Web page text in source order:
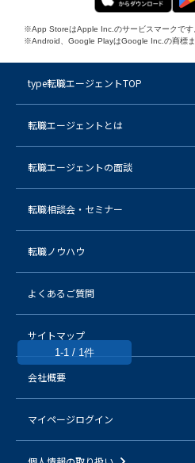
1-1 / 1件
※App StoreはApple Inc.のサービスマークです
※Android、Google PlayはGoogle Inc.の商標ま
type転職エージェントTOP
転職エージェントとは
転職エージェントの面談
転職相談会・セミナー
転職ノウハウ
よくあるご質問
サイトマップ
会社概要
マイページログイン